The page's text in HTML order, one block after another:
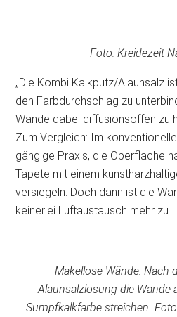
Foto: Kreidezeit
„Die Kombi Kalkputz/Alaunsalz
den Farbdurchschlag zu
Wände dabei diffusionsoffen zu
Zum Vergleich: Im
gängige Praxis, die Oberfläche
Tapete mit einem
versiegeln. Doch dann ist die
keinerlei Luftaustausch mehr zu.
Makellose Wände: Nach
Alaunsalzlösung die Wände
Sumpfkalkfarbe streichen.